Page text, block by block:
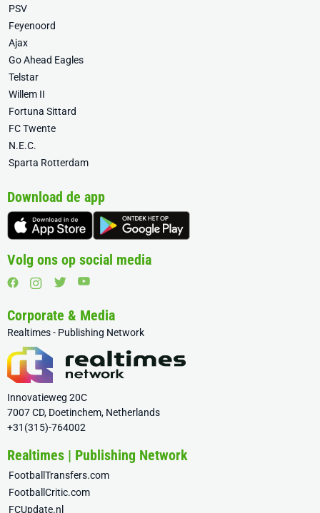
PSV
Feyenoord
Ajax
Go Ahead Eagles
Telstar
Willem II
Fortuna Sittard
FC Twente
N.E.C.
Sparta Rotterdam
Download de app
Volg ons op social media
Corporate & Media
Realtimes - Publishing Network
Innovatieweg 20C
7007 CD, Doetinchem, Netherlands
+31(315)-764002
Realtimes | Publishing Network
FootballTransfers.com
FootballCritic.com
FCUpdate.nl